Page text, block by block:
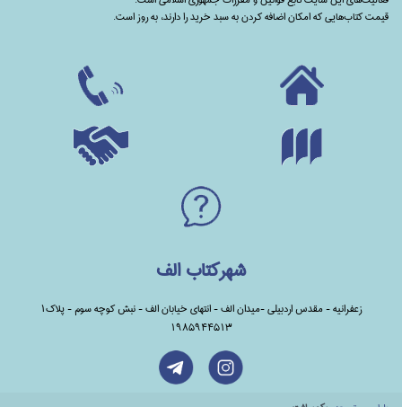
قیمت کتاب‌هایی که امکان اضافه کردن به سبد خرید را دارند،‌ به روز است.
شهرکتاب الف
زعفرانیه - مقدس اردبیلی -میدان الف - انتهای خیابان الف - نبش کوچه سوم - پلاک1
1985944513